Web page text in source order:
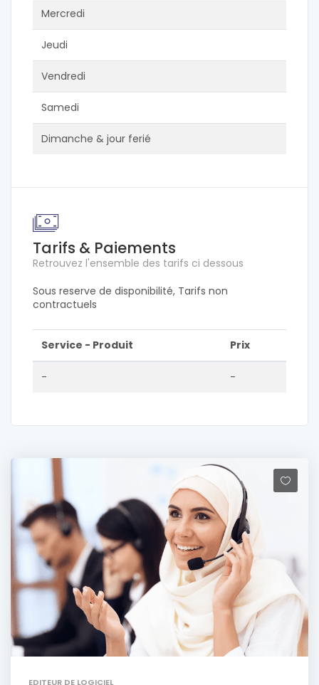
Mercredi
Jeudi
Vendredi
Samedi
Dimanche & jour ferié
Tarifs & Paiements
Retrouvez l'ensemble des tarifs ci dessous
Sous reserve de disponibilité, Tarifs non
contractuels
Service - Produit Prix
- -
EDITEUR DE LOGICIEL